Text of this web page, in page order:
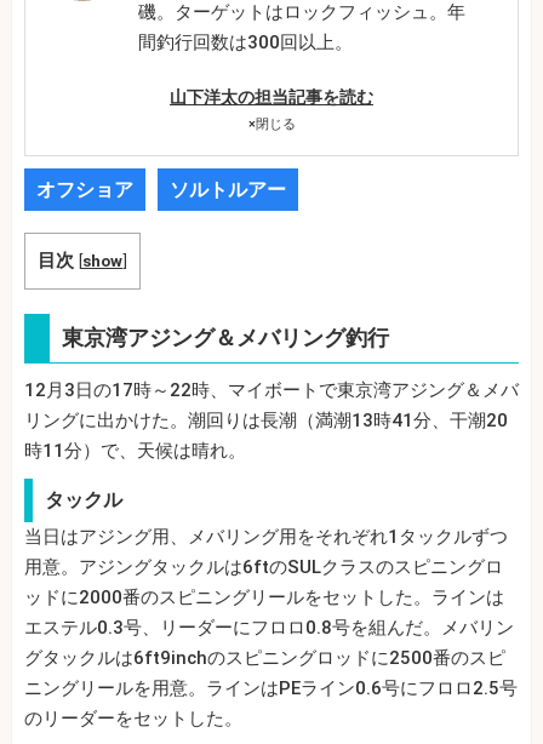
磯。ターゲットはロックフィッシュ。年
間釣行回数は300回以上。
山下洋太の担当記事を読む
×閉じる
オフショア ソルトルアー
目次 [show]
東京湾アジング＆メバリング釣行
12月3日の17時～22時、マイボートで東京湾アジング＆メバ
リングに出かけた。潮回りは長潮（満潮13時41分、干潮20
時11分）で、天候は晴れ。
タックル
当日はアジング用、メバリング用をそれぞれ1タックルずつ
用意。アジングタックルは6ftのSULクラスのスピニングロ
ッドに2000番のスピニングリールをセットした。ラインは
エステル0.3号、リーダーにフロロ0.8号を組んだ。メバリン
グタックルは6ft9inchのスピニングロッドに2500番のスピ
ニングリールを用意。ラインはPEライン0.6号にフロロ2.5号
のリーダーをセットした。